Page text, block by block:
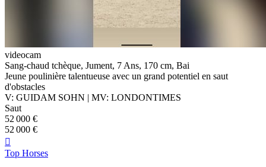
videocam
Sang-chaud tchèque, Jument, 7 Ans, 170 cm, Bai
Jeune poulinière talentueuse avec un grand potentiel en saut
d'obstacles
V: GUIDAM SOHN | MV: LONDONTIMES
Saut
52 000 €
52 000 €

Top Horses